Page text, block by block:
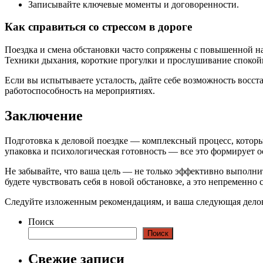
Записывайте ключевые моменты и договоренности.
Как справиться со стрессом в дороге
Поездка и смена обстановки часто сопряжены с повышенной
Техники дыхания, короткие прогулки и прослушивание
Если вы испытываете усталость, дайте себе возможность
работоспособность на мероприятиях.
Заключение
Подготовка к деловой поездке — комплексный процесс,
упаковка и психологическая готовность — все это
Не забывайте, что ваша цель — не только эффективно
будете чувствовать себя в новой обстановке, а это непременно
Следуйте изложенным рекомендациям, и ваша следующая
Поиск
Поиск
Свежие записи